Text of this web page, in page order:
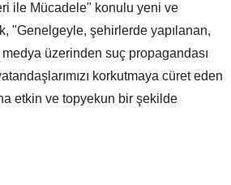
ile Mücadele" konulu yeni ve
"Genelgeyle, şehirlerde yapılanan,
üzerinden suç propagandası
korkutmaya cüret eden
etkin ve topyekun bir şekilde